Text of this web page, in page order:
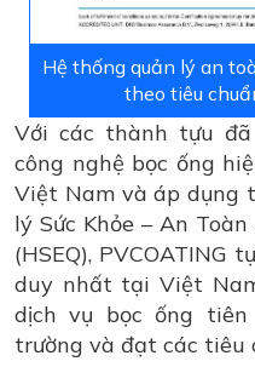
Hệ thống quản lý an
theo tiêu
Với các thành tựu
công nghệ bọc ống
Việt Nam và áp dụng
lý Sức Khỏe – An
(HSEQ), PVCOATING
duy nhất tại Việt
dịch vụ bọc ống
trường và đạt các tiêu